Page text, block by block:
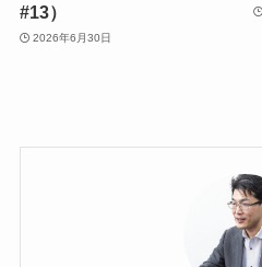
#13）
2026年6月30日